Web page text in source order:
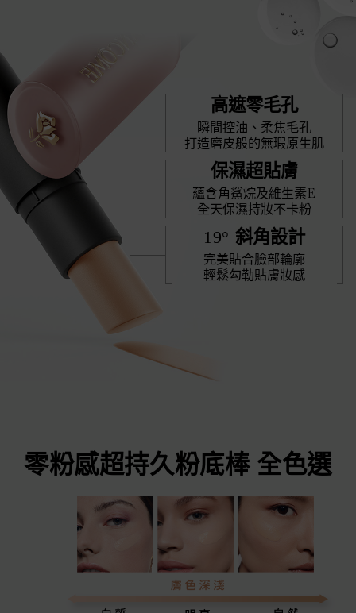
高遮零毛孔
瞬間控油、柔焦毛孔
打造磨皮般的無瑕原生肌
保濕超貼膚
蘊含角鯊烷及維生素E
全天保濕持妝不卡粉
19° 斜角設計
完美貼合臉部輪廓
輕鬆勾勒貼膚妝感
零粉感超持久粉底棒 全色選